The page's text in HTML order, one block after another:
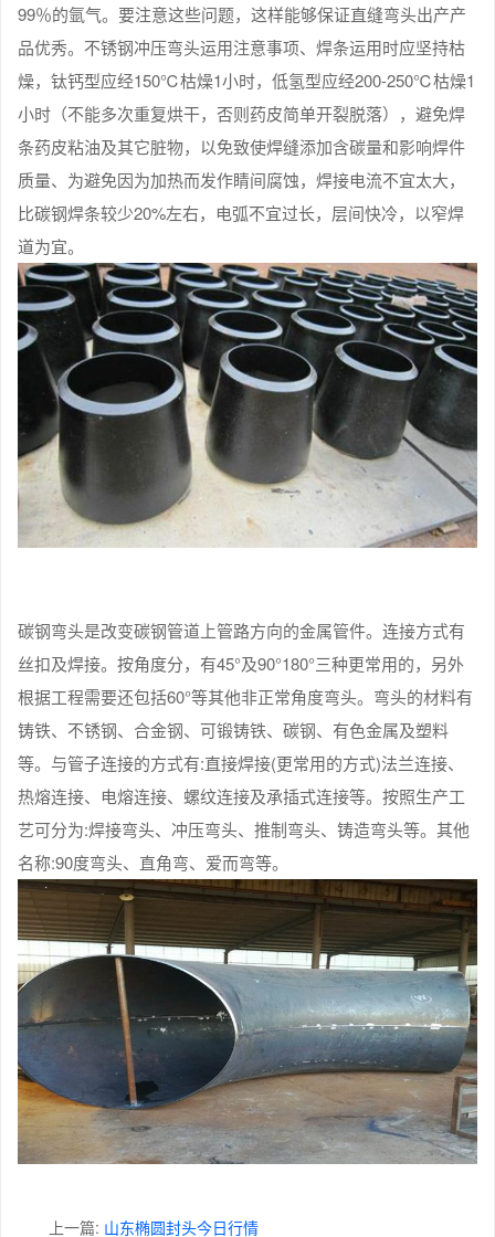
99％的氩气。要注意这些问题，这样能够保证直缝弯头出产产
品优秀。不锈钢冲压弯头运用注意事项、焊条运用时应坚持枯
燥，钛钙型应经150℃枯燥1小时，低氢型应经200-250℃枯燥1
小时（不能多次重复烘干，否则药皮简单开裂脱落），避免焊
条药皮粘油及其它脏物，以免致使焊缝添加含碳量和影响焊件
质量、为避免因为加热而发作睛间腐蚀，焊接电流不宜太大，
比碳钢焊条较少20%左右，电弧不宜过长，层间快冷，以窄焊
道为宜。
碳钢弯头是改变碳钢管道上管路方向的金属管件。连接方式有
丝扣及焊接。按角度分，有45°及90°180°三种更常用的，另外
根据工程需要还包括60°等其他非正常角度弯头。弯头的材料有
铸铁、不锈钢、合金钢、可锻铸铁、碳钢、有色金属及塑料
等。与管子连接的方式有:直接焊接(更常用的方式)法兰连接、
热熔连接、电熔连接、螺纹连接及承插式连接等。按照生产工
艺可分为:焊接弯头、冲压弯头、推制弯头、铸造弯头等。其他
名称:90度弯头、直角弯、爱而弯等。
上一篇: 山东椭圆封头今日行情